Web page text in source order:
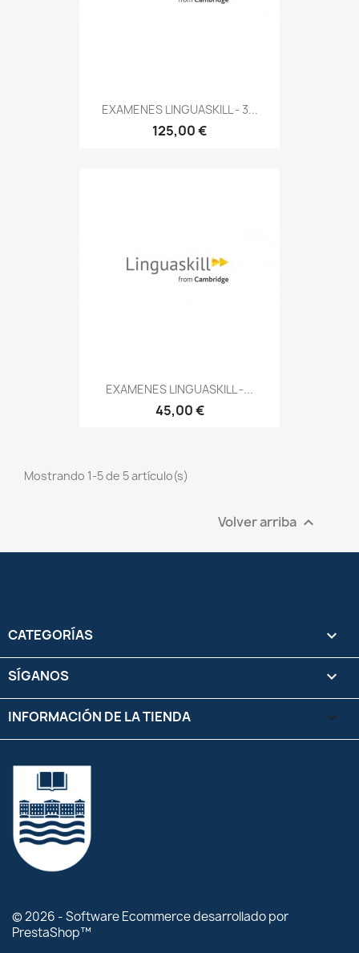
EXAMENES LINGUASKILL - 3...
125,00 €
EXAMENES LINGUASKILL -...
45,00 €
Mostrando 1-5 de 5 artículo(s)
Volver arriba 
CATEGORÍAS 
SÍGANOS 
INFORMACIÓN DE LA TIENDA keyboard_arrow_down
© 2026 - Software Ecommerce desarrollado por
PrestaShop™